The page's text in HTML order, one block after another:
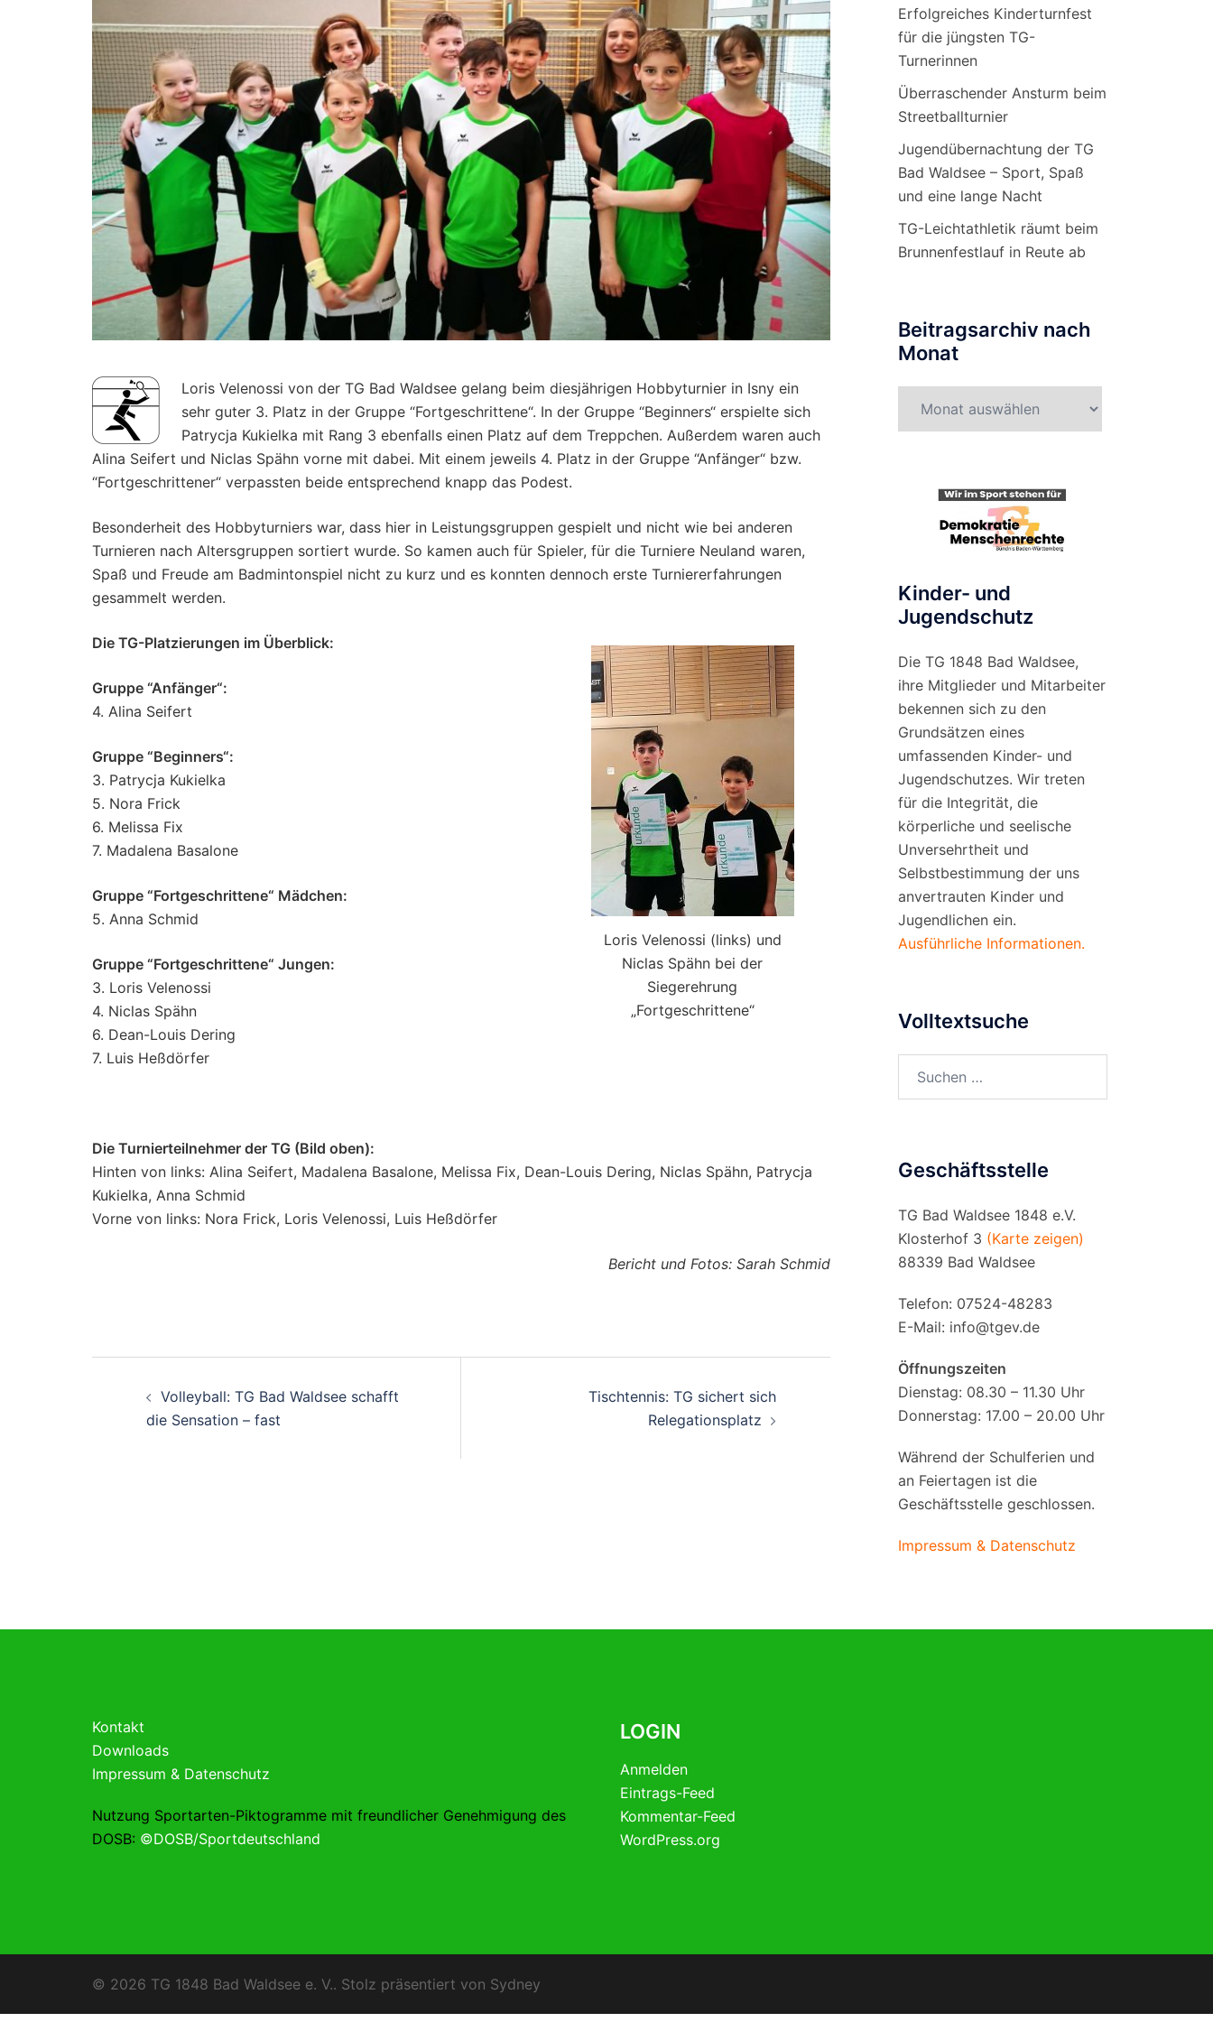
Loris Velenossi von der TG Bad Waldsee gelang beim diesjährigen Hobbyturnier in Isny ein
sehr guter 3. Platz in der Gruppe “Fortgeschrittene“. In der Gruppe “Beginners“ erspielte sich
Patrycja Kukielka mit Rang 3 ebenfalls einen Platz auf dem Treppchen. Außerdem waren auch
Alina Seifert und Niclas Spähn vorne mit dabei. Mit einem jeweils 4. Platz in der Gruppe “Anfänger“ bzw.
“Fortgeschrittener“ verpassten beide entsprechend knapp das Podest.
Besonderheit des Hobbyturniers war, dass hier in Leistungsgruppen gespielt und nicht wie bei anderen
Turnieren nach Altersgruppen sortiert wurde. So kamen auch für Spieler, für die Turniere Neuland waren,
Spaß und Freude am Badmintonspiel nicht zu kurz und es konnten dennoch erste Turniererfahrungen
gesammelt werden.
Loris Velenossi (links) und
Niclas Spähn bei der
Siegerehrung
„Fortgeschrittene“
Die TG-Platzierungen im Überblick:
Gruppe “Anfänger“:
4. Alina Seifert
Gruppe “Beginners“:
3. Patrycja Kukielka
5. Nora Frick
6. Melissa Fix
7. Madalena Basalone
Gruppe “Fortgeschrittene“ Mädchen:
5. Anna Schmid
Gruppe “Fortgeschrittene“ Jungen:
3. Loris Velenossi
4. Niclas Spähn
6. Dean-Louis Dering
7. Luis Heßdörfer
Die Turnierteilnehmer der TG (Bild oben):
Hinten von links: Alina Seifert, Madalena Basalone, Melissa Fix, Dean-Louis Dering, Niclas Spähn, Patrycja
Kukielka, Anna Schmid
Vorne von links: Nora Frick, Loris Velenossi, Luis Heßdörfer
Bericht und Fotos: Sarah Schmid
Beitragsnavigation
Volleyball: TG Bad Waldsee schafft
die Sensation – fast
Tischtennis: TG sichert sich
Relegationsplatz
Erfolgreiches Kinderturnfest
für die jüngsten TG-
Turnerinnen
Überraschender Ansturm beim
Streetballturnier
Jugendübernachtung der TG
Bad Waldsee – Sport, Spaß
und eine lange Nacht
TG-Leichtathletik räumt beim
Brunnenfestlauf in Reute ab
Beitragsarchiv nach
Monat
nach
Kinder- und
Jugendschutz
Die TG 1848 Bad Waldsee,
ihre Mitglieder und Mitarbeiter
bekennen sich zu den
Grundsätzen eines
umfassenden Kinder- und
Jugendschutzes. Wir treten
für die Integrität, die
körperliche und seelische
Unversehrtheit und
Selbstbestimmung der uns
anvertrauten Kinder und
Jugendlichen ein.
Ausführliche Informationen.
Volltextsuche
nach:
Geschäftsstelle
TG Bad Waldsee 1848 e.V.
Klosterhof 3 (Karte zeigen)
88339 Bad Waldsee
Telefon: 07524-48283
E-Mail: info@tgev.de
Öffnungszeiten
Dienstag: 08.30 – 11.30 Uhr
Donnerstag: 17.00 – 20.00 Uhr
Während der Schulferien und
an Feiertagen ist die
Geschäftsstelle geschlossen.
Impressum & Datenschutz
Kontakt
Downloads
Impressum & Datenschutz
Nutzung Sportarten-Piktogramme mit freundlicher Genehmigung des
DOSB: ©DOSB/Sportdeutschland
LOGIN
Anmelden
Eintrags-Feed
Kommentar-Feed
WordPress.org
© 2026 TG 1848 Bad Waldsee e. V.. Stolz präsentiert von Sydney